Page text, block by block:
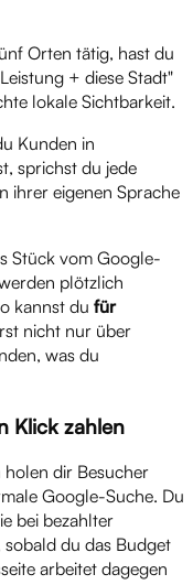
Orten tätig, hast du
+ diese Stadt"
lokale Sichtbarkeit.
Kunden in
sprichst du jede
ihrer eigenen Sprache
Stück vom Google-
plötzlich
kannst du für
nicht nur über
was du
Klick zahlen
holen dir Besucher
Google-Suche. Du
bei bezahlter
du das Budget
arbeitet dagegen